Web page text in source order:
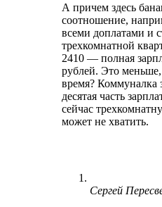
А причем здесь
соотношение,
всеми доплатами и
трехкомнатной
2410 — полная
рублей. Это
время? Коммуналка
десятая часть
сейчас
может не хватить.
Сергей